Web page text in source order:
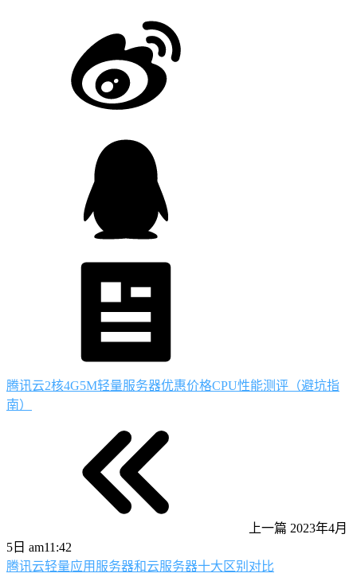
腾讯云2核4G5M轻量服务器优惠价格CPU性能测评（避坑指
南）
上一篇 2023年4月
5日 am11:42
腾讯云轻量应用服务器和云服务器十大区别对比